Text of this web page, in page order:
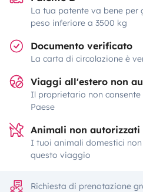
La tua patente va bene per
peso inferiore a 3500 kg
Documento verificato
La carta di circolazione è
Viaggi all'estero non
Il proprietario non consente
Paese
Animali non autorizzati
I tuoi animali domestici
questo viaggio
Richiesta di prenotazione